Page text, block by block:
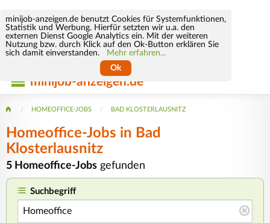
minijob-anzeigen.de benutzt Cookies für Systemfunktionen,
Statistik und Werbung. Hierfür setzten wir u.a. den
externen Dienst Google Analytics ein. Mit der weiteren
Nutzung bzw. durch Klick auf den Ok-Button erklären Sie
sich damit einverstanden.
Mehr erfahren...
Ok
minijob-anzeigen.de
HOMEOFFICE-JOBS BAD KLOSTERLAUSNITZ
Homeoffice-Jobs in Bad
Klosterlausnitz
5 Homeoffice-Jobs gefunden
Suchbegriff